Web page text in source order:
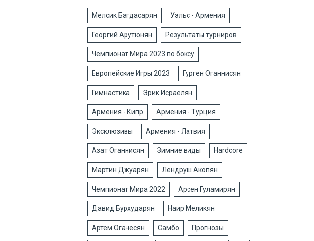
Мелсик Багдасарян Уэльс - Армения
Георгий Арутюнян Результаты турниров
Чемпионат Мира 2023 по боксу
Европейские Игры 2023 Гурген Оганнисян
Гимнастика Эрик Исраелян
Армения - Кипр Армения - Турция
Эксклюзивы Армения - Латвия
Азат Оганнисян Зимние виды Hardcore
Мартин Джуарян Лендруш Акопян
Чемпионат Мира 2022 Арсен Гуламирян
Давид Бурхударян Наир Меликян
Артем Оганесян Самбо Прогнозы